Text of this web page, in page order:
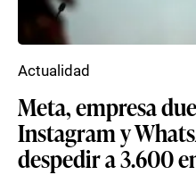
Meta, empresa
Instagram y
despedir a 3.600
Actualidad